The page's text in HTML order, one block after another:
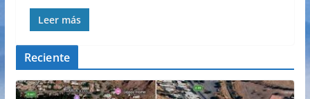
Leer más
Reciente